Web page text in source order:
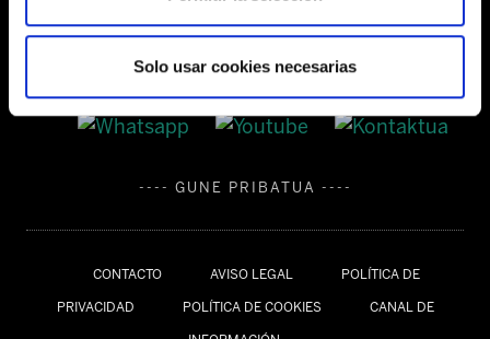
Solo usar cookies necesarias
CONTACTO AVISO LEGAL POLÍTICA DE
PRIVACIDAD POLÍTICA DE COOKIES CANAL DE
---- GUNE PRIBATUA ----